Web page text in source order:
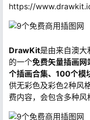
https://
DrawKit是由来自澳
的一个免费矢量插画网
个插画合集、100个模
供无彩色及彩色2种风
费内容，会包含多种风